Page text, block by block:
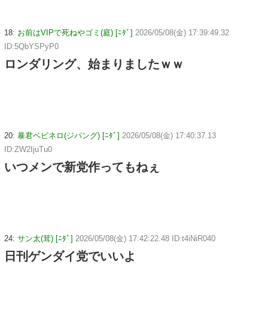
18: お前はVIPで死ねやゴミ(庭) [ﾆﾀﾞ] 2026/05/08(金) 17:39:49.32
ID:5QbYSPyP0
ロンダリング、始まりましたｗｗ
20: 暴君ベビネロ(ジパング) [ﾆﾀﾞ] 2026/05/08(金) 17:40:37.13
ID:ZW2IjuTu0
いつメンで新党作ってもねぇ
24: サン太(茸) [ﾆﾀﾞ] 2026/05/08(金) 17:42:22.48 ID:t4iNiR040
日刊ゲンダイ党でいいよ